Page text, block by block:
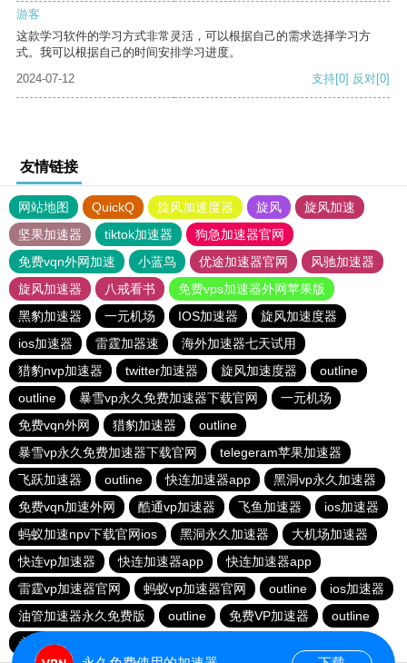
游客
这款学习软件的学习方式非常灵活，可以根据自己的需求选择学习方
式。我可以根据自己的时间安排学习进度。
2024-07-12
支持[0] 反对[0]
友情链接
网站地图 QuickQ 旋风加速度器 旋风
旋风加速
坚果加速器
tiktok加速器
狗急加速器官网
免费vqn外网加速
小蓝鸟 优途加速器官网
风驰加速器
旋风加速器
八戒看书
免费vps加速器外网苹果版
黑豹加速器
一元机场 IOS加速器
旋风加速度器
ios加速器
雷霆加器速
海外加速器七天试用
猎豹nvp加速器
twitter加速器 旋风加速度器
outline
outline
暴雪vp永久免费加速器下载官网
一元机场
免费vqn外网
猎豹加速器
outline
暴雪vp永久免费加速器下载官网
telegeram苹果加速器
飞跃加速器
outline 快连加速器app
黑洞vp永久加速器
免费vqn加速外网
酷通vp加速器 飞鱼加速器
ios加速器
蚂蚁加速npv下载官网ios
黑洞永久加速器
大机场加速器
快连vp加速器
快连加速器app
快连加速器app
雷霆vp加速器官网
蚂蚁vp加速器官网 outline
ios加速器
油管加速器永久免费版
outline 免费VP加速器
outline
永久免费vqn加速外网